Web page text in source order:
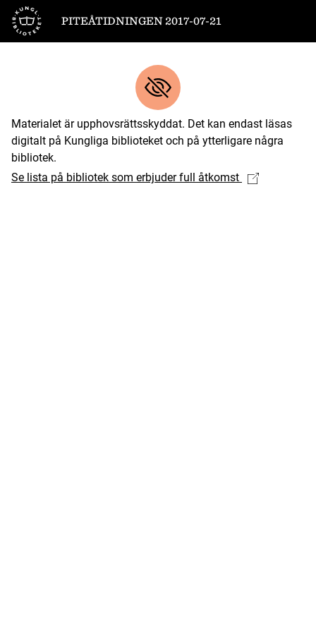
Till startsidan
PITEÅTIDNINGEN 2017-07-21
Materialet är upphovsrättsskyddat. Det kan endast läsas
digitalt på Kungliga biblioteket och på ytterligare några
bibliotek.
Se lista på bibliotek som erbjuder full åtkomst